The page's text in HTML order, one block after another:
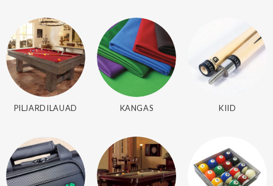
PILJARDILAUAD KANGAS KIID